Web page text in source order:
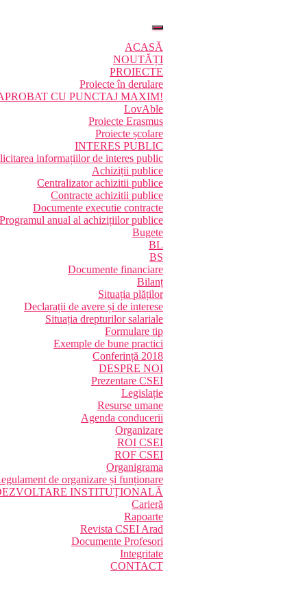
ACASĂ
NOUTĂȚI
PROIECTE
Proiecte în derulare
CU PUNCTAJ MAXIM!
LovAble
Proiecte Erasmus
Proiecte școlare
INTERES PUBLIC
informațiilor de interes public
Achiziții publice
Centralizator achizitii publice
Contracte achizitii publice
Documente executie contracte
Programul anual al achizițiilor publice
Bugete
BL
BS
Documente financiare
Bilanț
Situația plăților
Declarații de avere și de interese
Situația drepturilor salariale
Formulare tip
Exemple de bune practici
Conferință 2018
DESPRE NOI
Prezentare CSEI
Legislație
Resurse umane
Agenda conducerii
Organizare
ROI CSEI
ROF CSEI
Organigrama
de organizare și funționare
INSTITUŢIONALĂ
Carieră
Rapoarte
Revista CSEI Arad
Documente Profesori
Integritate
CONTACT